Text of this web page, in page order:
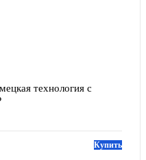
технология с
Купить